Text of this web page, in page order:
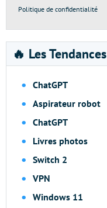
Politique de confidentialité
🔥 Les Tendances
ChatGPT
Aspirateur robot
ChatGPT
Livres photos
Switch 2
VPN
Windows 11